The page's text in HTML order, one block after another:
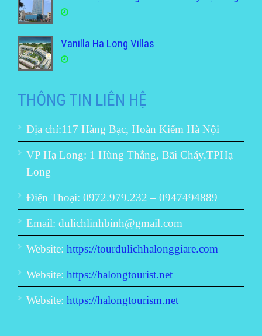
Vanilla Ha Long Villas
THÔNG TIN LIÊN HỆ
Địa chỉ:117 Hàng Bạc, Hoàn Kiếm Hà Nội
VP Hạ Long: 1 Hùng Thắng, Bãi Cháy,TPHạ
Long
Điện Thoại: 0972.979.232 – 0947494889
Email: dulichlinhbinh@gmail.com
Website: https://tourdulichhalonggiare.com
Website: https://halongtourist.net
Website: https://halongtourism.net